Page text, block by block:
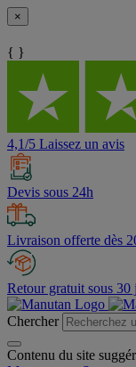
×
{ }
4,1/5 Laissez un avis
Devis sous 24h
Livraison offerte dès
Retour gratuit sous 30
Chercher
Contenu du site